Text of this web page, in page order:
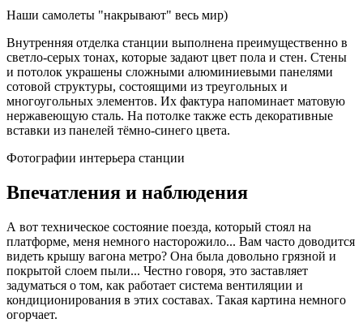
Наши самолеты "накрывают" весь мир)
Внутренняя отделка станции выполнена преимущественно в
светло-серых тонах, которые задают цвет пола и стен. Стены
и потолок украшены сложными алюминиевыми панелями
сотовой структуры, состоящими из треугольных и
многоугольных элементов. Их фактура напоминает матовую
нержавеющую сталь. На потолке также есть декоративные
вставки из панелей тёмно-синего цвета.
Фотографии интерьера станции
Впечатления и наблюдения
А вот техническое состояние поезда, который стоял на
платформе, меня немного насторожило... Вам часто доводится
видеть крышу вагона метро? Она была довольно грязной и
покрытой слоем пыли... Честно говоря, это заставляет
задуматься о том, как работает система вентиляции и
кондиционирования в этих составах. Такая картина немного
огорчает.